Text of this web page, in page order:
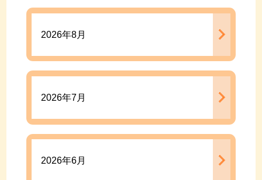
2026年8月
2026年7月
2026年6月